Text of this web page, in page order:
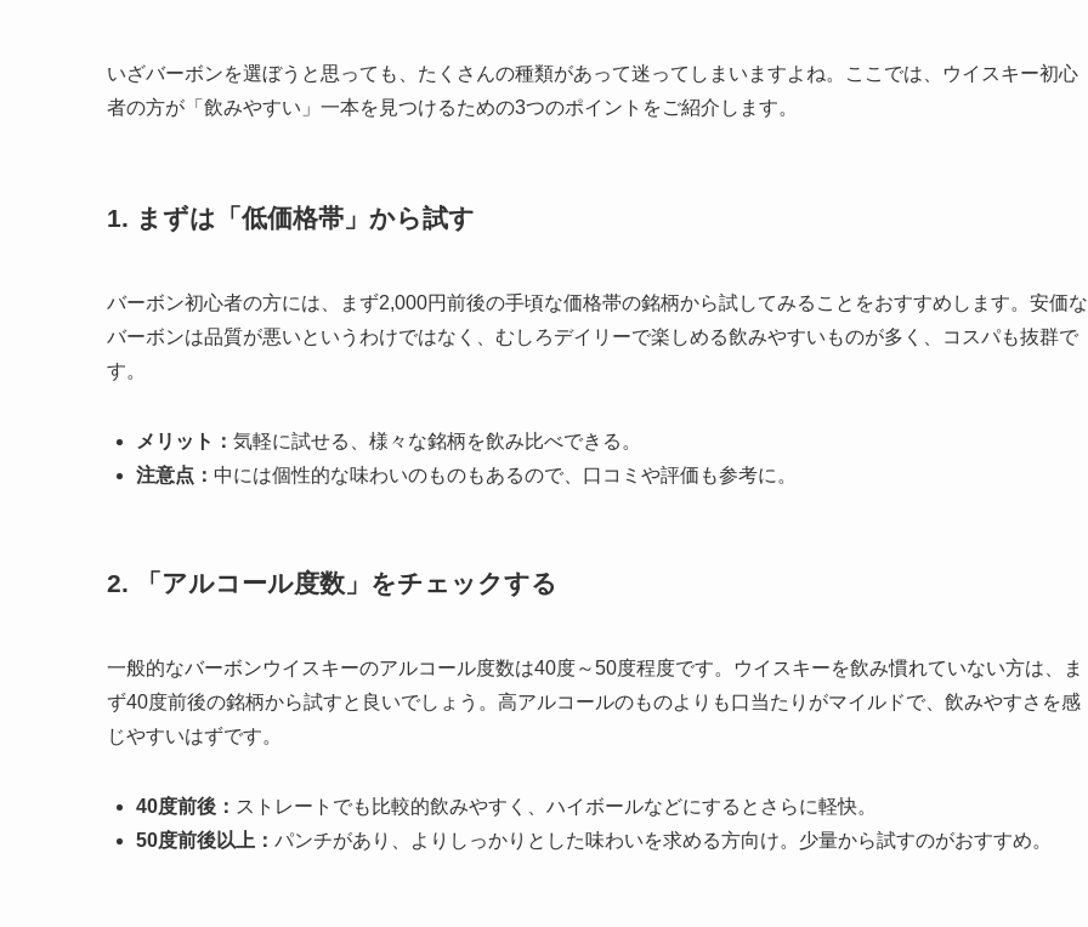
いざバーボンを選ぼうと思っても、たくさんの種類があって迷ってしまいますよね。ここでは、ウイスキー初心
者の方が「飲みやすい」一本を見つけるための3つのポイントをご紹介します。
1. まずは「低価格帯」から試す
バーボン初心者の方には、まず2,000円前後の手頃な価格帯の銘柄から試してみることをおすすめします。安価な
バーボンは品質が悪いというわけではなく、むしろデイリーで楽しめる飲みやすいものが多く、コスパも抜群で
す。
メリット： 気軽に試せる、様々な銘柄を飲み比べできる。
注意点： 中には個性的な味わいのものもあるので、口コミや評価も参考に。
2. 「アルコール度数」をチェックする
一般的なバーボンウイスキーのアルコール度数は40度～50度程度です。ウイスキーを飲み慣れていない方は、ま
ず40度前後の銘柄から試すと良いでしょう。高アルコールのものよりも口当たりがマイルドで、飲みやすさを感
じやすいはずです。
40度前後： ストレートでも比較的飲みやすく、ハイボールなどにするとさらに軽快。
50度前後以上： パンチがあり、よりしっかりとした味わいを求める方向け。少量から試すのがおすすめ。